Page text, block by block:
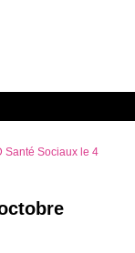
Santé Sociaux le 4